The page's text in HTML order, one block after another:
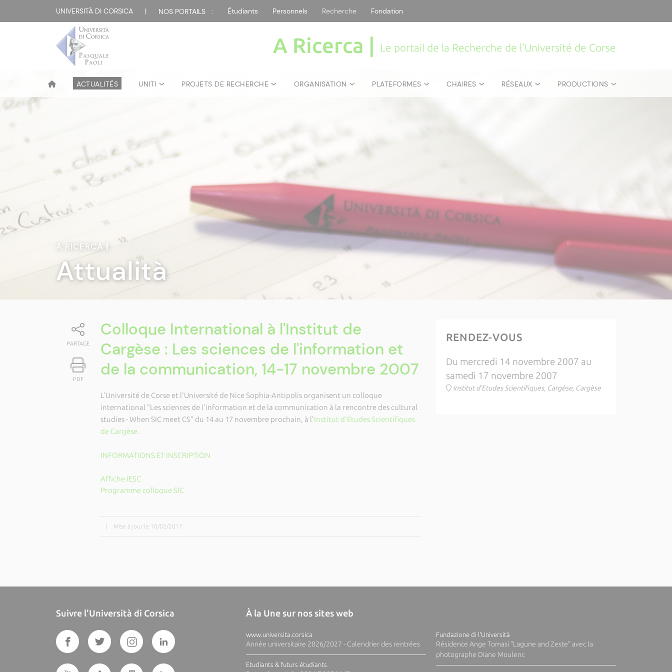
UNIVERSITÀ DI CORSICA | NOS PORTAILS : Étudiants Personnels Recherche Fondation
A Ricerca | Le portail de la Recherche de l'Université de Corse
ACTUALITÉS UNITI PROJETS DE RECHERCHE ORGANISATION PLATEFORMES CHAIRES RÉSEAUX PRODUCTIONS
A RICERCA|
Attualità
PARTAGE
PDF
Colloque International à l'Institut de
Cargèse : Les sciences de l'information et
de la communication, 14-17 novembre 2007
L'Université de Corse et l'Université de Nice Sophia-Antipolis organisent un colloque
international "Les sciences de l'information et de la communication à la rencontre des cultural
studies - When SIC meet CS" du 14 au 17 novembre prochain, à l'Institut d'Etudes Scientifiques
de Cargèse.
INFORMATIONS ET INSCRIPTION
Affiche IESC
Programme colloque SIC
Mise à jour le 10/02/2017
RENDEZ-VOUS
Du mercredi 14 novembre 2007 au
samedi 17 novembre 2007
Institut d'Etudes Scientifiques, Cargèse, Cargèse
Suivre l'Università di Corsica À la Une sur nos sites web
www.universita.corsica
Année universitaire 2026/2027 - Calendrier des rentrées
Etudiants & futurs étudiants
Fundazione di l'Università
Résidence Ange Tomasi "Lagune and Zeste" avec la
photographe Diane Moulenc